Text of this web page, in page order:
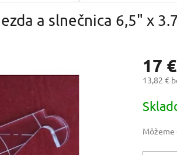
a slnečnica 6,5" x
17 €
13,82 €
cena: